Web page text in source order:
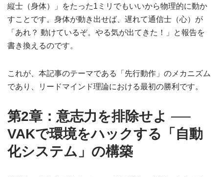
縦士（身体）」をたった1ミリでもいいから物理的に動か
すことです。身体が動き出せば、遅れて通信士（心）が
「あれ？ 動けているぞ。やる気が出てきた！」と報告を
書き換えるのです。
これが、本記事のテーマである「先行動作」のメカニズム
であり、リードマインド理論における最初の勝利です。
第2章：意志力を排除せよ ──
VAKで環境をハックする「自動
化システム」の構築